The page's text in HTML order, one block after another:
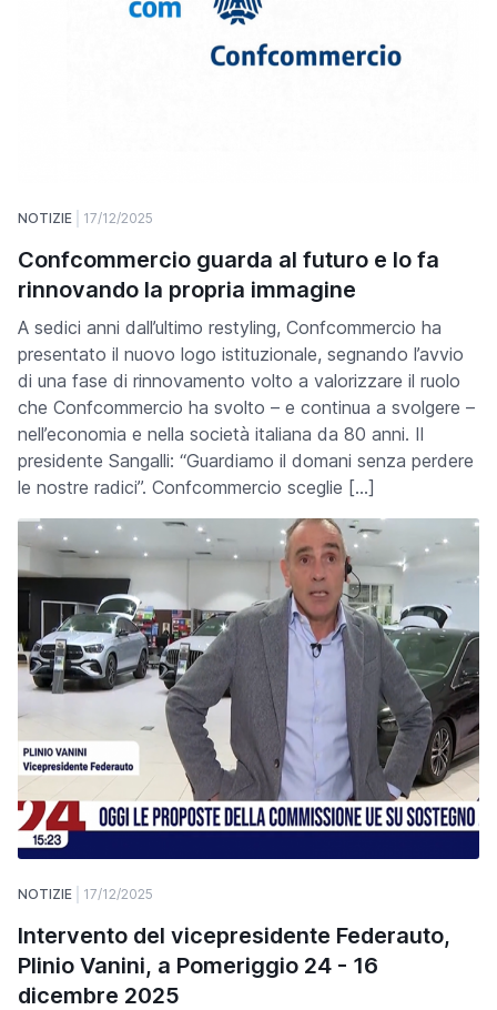
NOTIZIE 17/12/2025
Confcommercio guarda al futuro e lo fa
rinnovando la propria immagine
A sedici anni dall’ultimo restyling, Confcommercio ha
presentato il nuovo logo istituzionale, segnando l’avvio
di una fase di rinnovamento volto a valorizzare il ruolo
che Confcommercio ha svolto – e continua a svolgere –
nell’economia e nella società italiana da 80 anni. Il
presidente Sangalli: “Guardiamo il domani senza perdere
le nostre radici”. Confcommercio sceglie […]
NOTIZIE 17/12/2025
Intervento del vicepresidente Federauto,
Plinio Vanini, a Pomeriggio 24 - 16
dicembre 2025